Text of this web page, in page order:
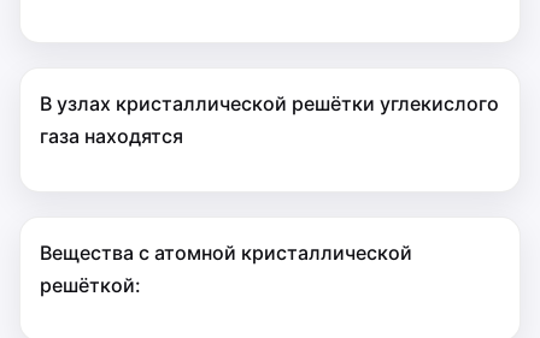
В узлах кристаллической решётки углекислого
газа находятся
Вещества с атомной кристаллической
решёткой: